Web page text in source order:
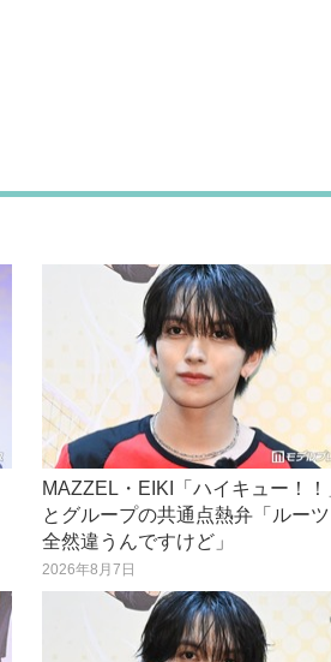
MAZZEL・EIKI「ハイキュー！
とグループの共通点熱弁「ルー
全然違うんですけど」
2026年8月7日